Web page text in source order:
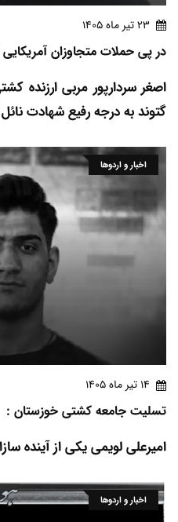
23 تير ماه 1405
در پی حملات متجاوزان
اصغر سردارپور مربی ارزنده
گتوند به درجه رفیع شهادت
اخبار و اردوها
14 تير ماه 1405
تسلیت جامعه کشتی خوزستان :
امیرعلی لویمی یکی از آینده
اخبار و اردوها